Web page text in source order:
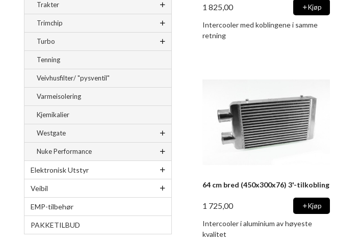
Trakter
Trimchip
Turbo
Tenning
Veivhusfilter/ "pysventil"
Varmeisolering
Kjemikalier
Westgate
Nuke Performance
Elektronisk Utstyr
Veibil
EMP-tilbehør
PAKKETILBUD
1 825,00 Kjøp
Intercooler med koblingene i samme
retning
64 cm bred (450x300x76) 3'-tilkobling
1 725,00 Kjøp
Intercooler i aluminium av høyeste
kvalitet